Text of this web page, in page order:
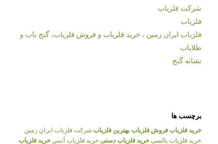
شرکت فلزیاب
فلزیاب
فلزیاب ایران زمین ، خرید فلزیاب و فروش فلزیاب، گنج یاب و
طلایاب
نشانه گنج
برچسب ها
خرید فلزیاب فروش فلزیاب بهترین فلزیاب شرکت فلزیاب ایران زمین
خرید فلزیاب پالسی خرید فلزیاب دستی خرید فلزیاب آنتنی خرید فلزیاب